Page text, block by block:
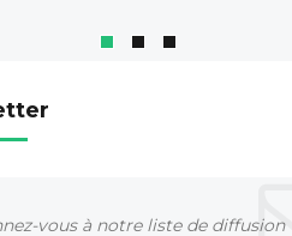
vous à notre liste de diffusion